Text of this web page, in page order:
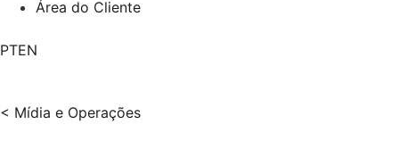
Área do Cliente
PTEN
< Mídia e Operações